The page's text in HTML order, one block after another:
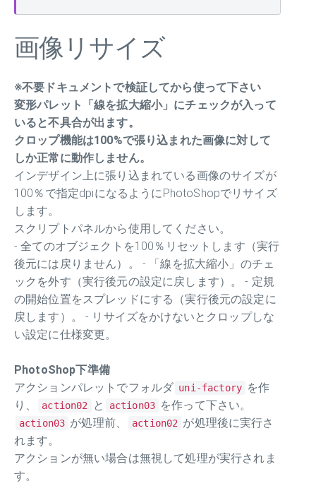
画像リサイズ
※不要ドキュメントで検証してから使って下さい
変形パレット「線を拡大縮小」にチェックが入って
いると不具合が出ます。
クロップ機能は100%で張り込まれた画像に対して
しか正常に動作しません。
インデザイン上に張り込まれている画像のサイズが
100％で指定dpiになるようにPhotoShopでリサイズ
します。
スクリプトパネルから使用してください。
- 全てのオブジェクトを100％リセットします（実行
後元には戻りません）。 - 「線を拡大縮小」のチェ
ックを外す（実行後元の設定に戻します）。 - 定規
の開始位置をスプレッドにする（実行後元の設定に
戻します）。 - リサイズをかけないとクロップしな
い設定に仕様変更。
PhotoShop下準備
アクションパレットでフォルダ uni-factory を作
り、
action02 と action03 を作って下さい。
action03 が処理前、 action02 が処理後に実行さ
れます。
アクションが無い場合は無視して処理が実行されま
す。